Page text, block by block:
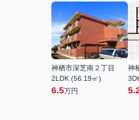
神栖市深芝南２丁目
2LDK (56.19㎡)
6.5万円
神